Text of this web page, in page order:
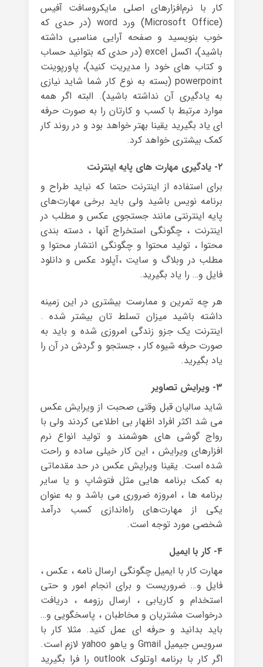
کار با نرم‌افزارهای اصلی مایکروسافت آفیس
(Microsoft Office) ورد word (در حدی که
خوب بنویسید و صفحه آرایی مناسبی داشته
باشید)، اکسل excel (در حدی که بتوانید حساب
و کتاب های خود را مدیریت کنید)، پاورپوینت
powerpoint (بسته به نوع کار شما شاید نیازی
به یادگیری آن نداشته باشید). البته اگر همه
موارد مرتبط با کسب و کارتان را به صورت حرفه
ای یاد بگیرید یقینا بهتر خواهد بود و در روند کار
کمک بیشتری خواهد کرد.
۲- یادگیری مهارت های پایه اینترنت
برای استفاده از اینترنت حتما که نباید طراح و
برنامه نویس باشید ولی باید برخی مهارت‌های
پایه اینترنتی مانند جستجوی عکس و مطلب در
اینترنت ، چگونگی استخراج آنها ، دسته بندی
محتوا ، تولید محتوا و چگونگی انتشار محتوا و
مطلب در وبلاگ و سایت ،آپلود عکس و دانلود
فایل و… را یاد بگیرید.
هر چه تمرین و ممارست بیشتری در این زمینه
داشته باشید میزان تسلط تان بیشتر شده .
اینترنت یک جزو زندگی امروزی شده و باید به
صورت حرفه شیوه کار ، جستجو و گردش در آن را
یاد بگیرید.
۳- ویرایش تصاویر
شاید سالیان قبل وقتی صحبت از ویرایش عکس
می شد اکثر افراد اظهار بی اطلاعی کردند ولی با
رواج گوشی های هوشمند و تولید انواع نرم
افزارهای ویرایش ، این کار خیلی ساده و راحت
شده است. یقینا ویرایش عکس در حد مقدماتی
به کمک برنامه هایی مثل فتوشاپ و یا سایر
برنامه ها ، امروزه ضروری می باشد و به عنوان
یکی از مهارت‌های راه‌اندازی کسب درآمد
شخصی مورد توجه است.
۴- کار با ایمیل
مهارت کار با ایمیل چگونگی ارسال نامه ، عکس ،
فایل و… ضروریست و برای انجام امور و حتی
استخدام و کاریابی ، ارسال رزومه ، دریافت
درخواست مشتریان و مخاطبان ، پاسخگویی و…
باید بدانید و حرفه ای عمل کنید. مثلا کار با
سرویس جیمیل Gmail و یاهو yahoo لازم است.
اگر کار با برنامه اوتلوک outlook را فرا بگیرید